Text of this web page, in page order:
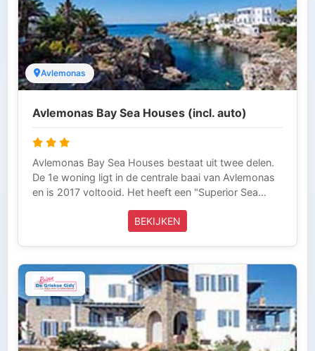
Avlemonas
Avlemonas Bay Sea Houses (incl. auto)
Avlemonas Bay Sea Houses bestaat uit twee delen.
De 1e woning ligt in de centrale baai van Avlemonas
en is 2017 voltooid. Het heeft een "Superior Sea
Appartement" voor 2-4 personen. Het 2e pand ligt
zeezicht en twee appartementen voor 4 personen.
Winkeltjes zijn in de buurt. Ook zijn er restaurants en
een traditioneel café zeer dicht bij de appartementen.
Dit is een Fly & Drive vakantie naar Kythira.
Inbegrepen bij deze reis zijn de vliegtickets, de
huurauto, het verblijf incl. ontbijt (de boottickets
BEKIJKEN